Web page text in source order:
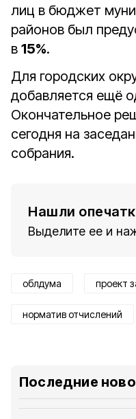
лиц в бюджет
районов был
в 15%.
Для городских
добавляется ещё
Окончательное
сегодня на
собрания.
Нашли
Выделите ее и
облдума проект
норматив отчислений
Последние